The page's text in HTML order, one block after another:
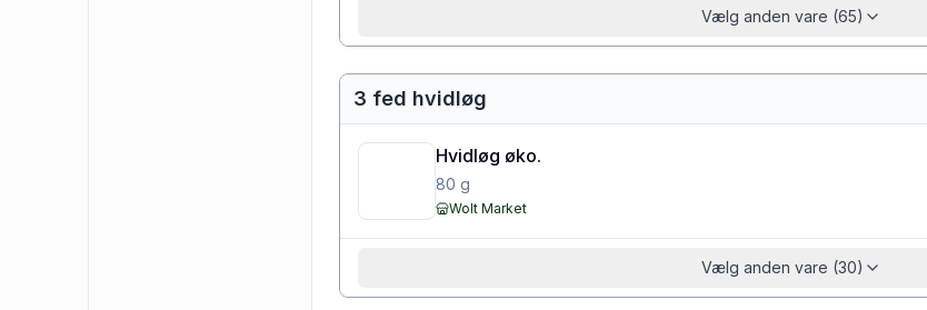
Vælg anden vare (65)
3 fed hvidløg
Hvidløg øko.
80 g
Wolt Market
Vælg anden vare (30)